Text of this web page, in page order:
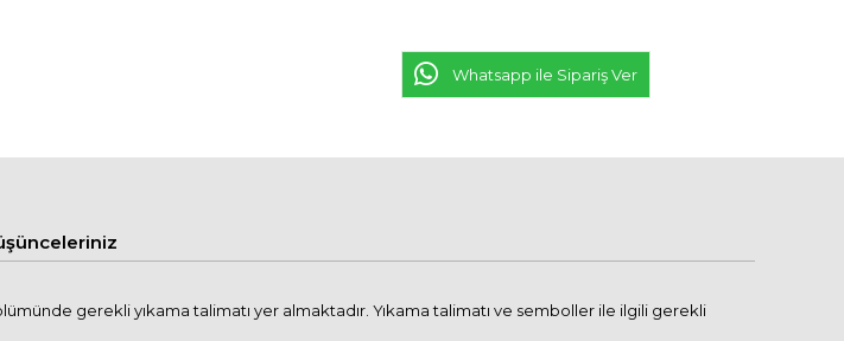
Whatsapp ile Sipariş Ver
gerekli yıkama talimatı yer almaktadır. Yıkama talimatı ve semboller ile ilgili gerekli